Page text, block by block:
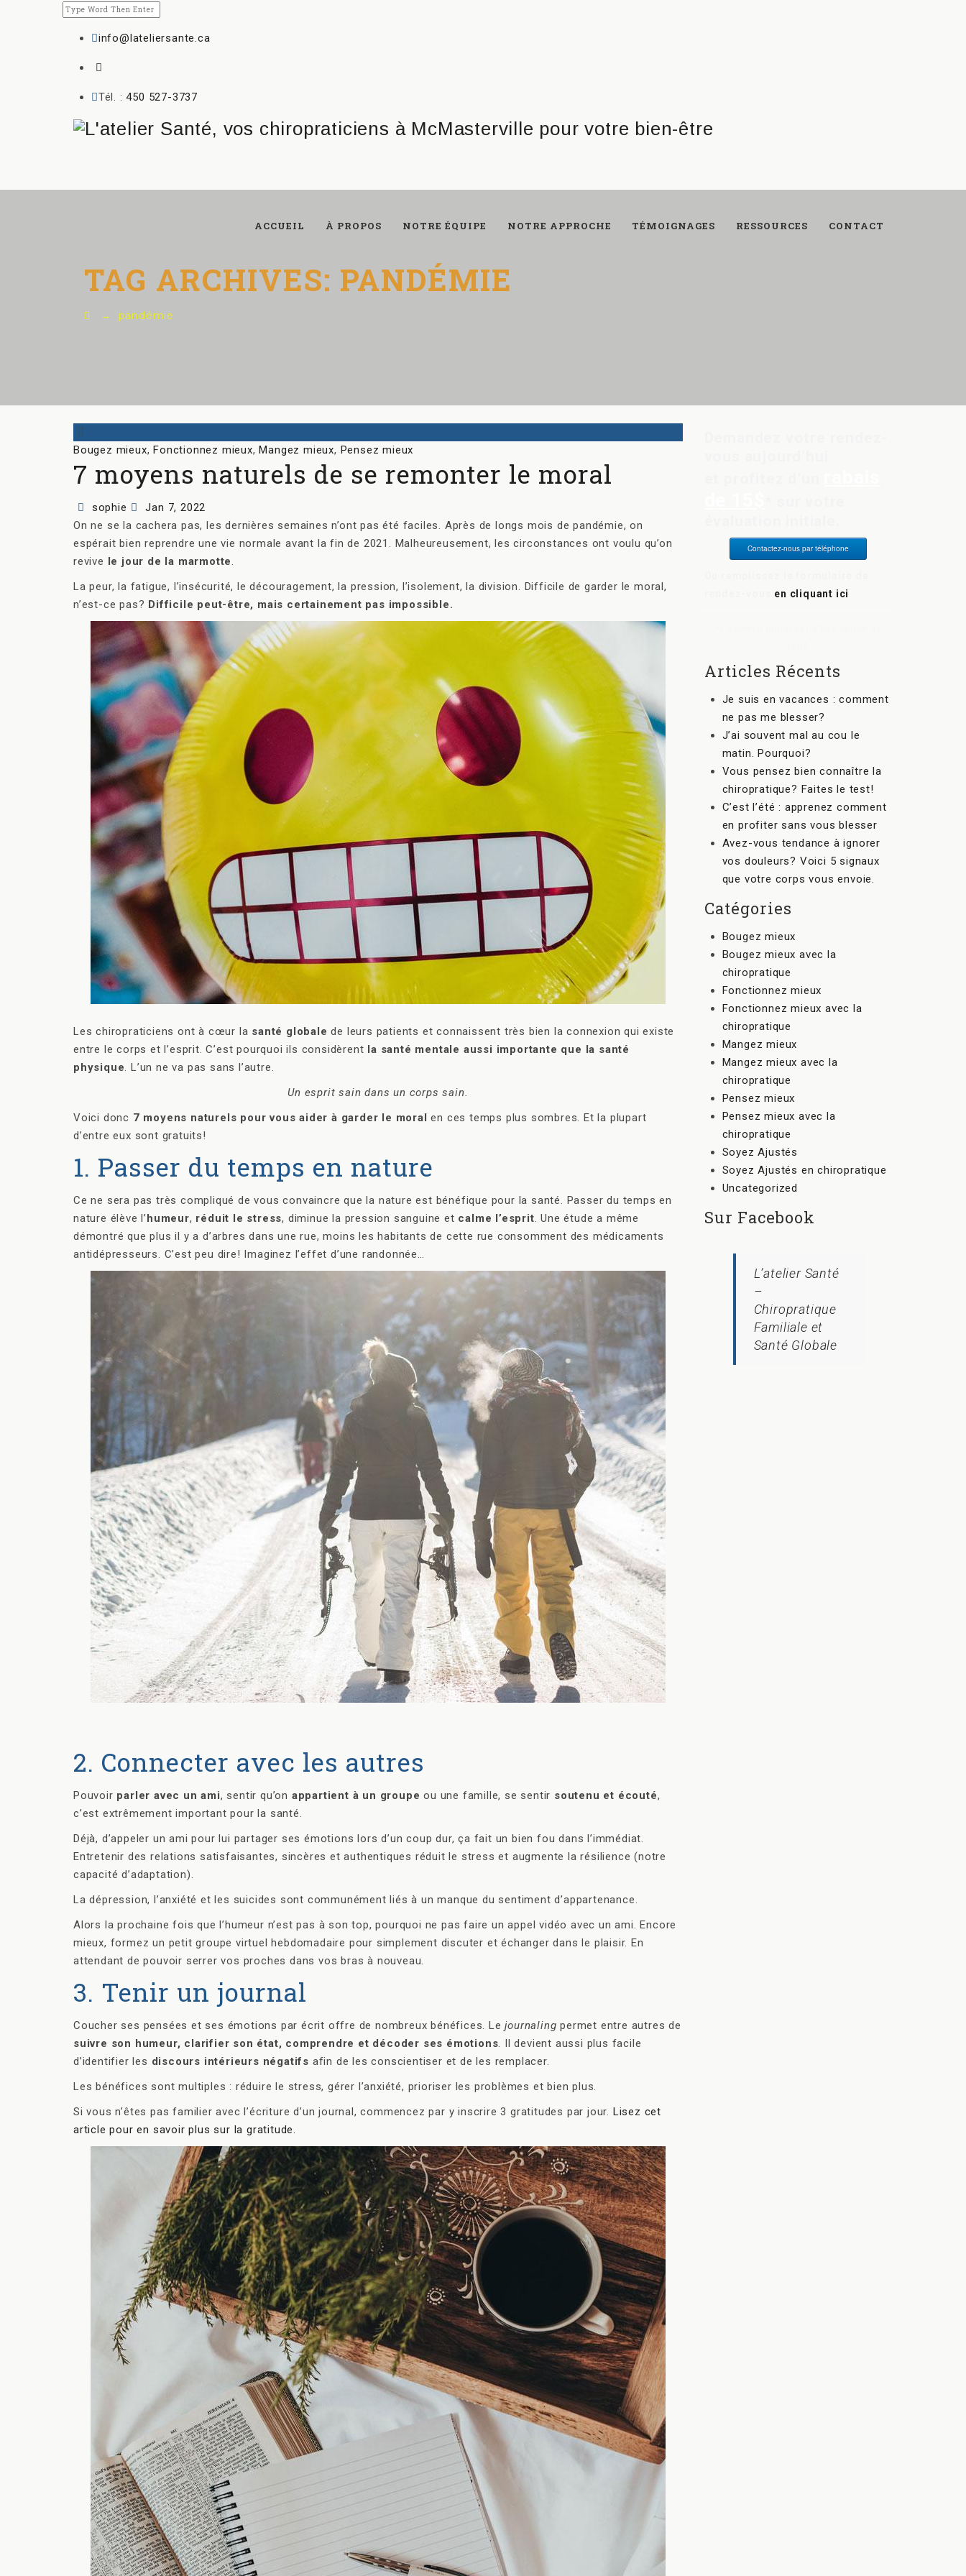
info@lateliersante.ca
Tél. :450 527-3737
ACCUEIL À PROPOS NOTRE ÉQUIPE NOTRE APPROCHE TÉMOIGNAGES RESSOURCES CONTACT
TAG ARCHIVES: PANDÉMIE
→ pandémie
Categories
Bougez mieux,Fonctionnez mieux,Mangez mieux, Pensez mieux
7 moyens naturels de se remonter le moral
Author
sophie
Posted
on
Jan 7, 2022
On ne se la cachera pas, les dernières semaines n’ont pas été faciles. Après de longs mois de pandémie, on
espérait bien reprendre une vie normale avant la fin de 2021. Malheureusement, les circonstances ont voulu qu’on
revive le jour de la marmotte.
La peur, la fatigue, l’insécurité, le découragement, la pression, l’isolement, la division. Difficile de garder le moral,
n’est-ce pas? Difficile peut-être, mais certainement pas impossible.
Les chiropraticiens ont à cœur la santé globale de leurs patients et connaissent très bien la connexion qui existe
entre le corps et l’esprit. C’est pourquoi ils considèrent la santé mentale aussi importante que la santé
physique. L’un ne va pas sans l’autre.
Un esprit sain dans un corps sain.
Voici donc 7 moyens naturels pour vous aider à garder le moral en ces temps plus sombres. Et la plupart
d’entre eux sont gratuits!
1. Passer du temps en nature
Ce ne sera pas très compliqué de vous convaincre que la nature est bénéfique pour la santé. Passer du temps en
nature élève l’humeur, réduit le stress, diminue la pression sanguine et calme l’esprit. Une étude a même
démontré que plus il y a d’arbres dans une rue, moins les habitants de cette rue consomment des médicaments
antidépresseurs. C’est peu dire! Imaginez l’effet d’une randonnée…
2. Connecter avec les autres
Pouvoir parler avec un ami, sentir qu’on appartient à un groupe ou une famille, se sentir soutenu et écouté,
c’est extrêmement important pour la santé.
Déjà, d’appeler un ami pour lui partager ses émotions lors d’un coup dur, ça fait un bien fou dans l’immédiat.
Entretenir des relations satisfaisantes, sincères et authentiques réduit le stress et augmente la résilience (notre
capacité d’adaptation).
La dépression, l’anxiété et les suicides sont communément liés à un manque du sentiment d’appartenance.
Alors la prochaine fois que l’humeur n’est pas à son top, pourquoi ne pas faire un appel vidéo avec un ami. Encore
mieux, formez un petit groupe virtuel hebdomadaire pour simplement discuter et échanger dans le plaisir. En
attendant de pouvoir serrer vos proches dans vos bras à nouveau.
3. Tenir un journal
Coucher ses pensées et ses émotions par écrit offre de nombreux bénéfices. Lejournaling permet entre autres de
suivre son humeur, clarifier son état, comprendre et décoder ses émotions . Il devient aussi plus facile
d’identifier les discours intérieurs négatifs afin de les conscientiser et de les remplacer.
Les bénéfices sont multiples : réduire le stress, gérer l’anxiété, prioriser les problèmes et bien plus.
Si vous n’êtes pas familier avec l’écriture d’un journal, commencez par y inscrire 3 gratitudes par jour. Lisez cet
article pour en savoir plus sur la gratitude.
Contactez-nous par téléphone
en cliquant ici
Articles Récents
Je suis en vacances : comment
ne pas me blesser?
J’ai souvent mal au cou le
matin. Pourquoi?
Vous pensez bien connaître la
chiropratique? Faites le test!
C’est l’été : apprenez comment
en profiter sans vous blesser
Avez-vous tendance à ignorer
vos douleurs? Voici 5 signaux
que votre corps vous envoie.
Catégories
Bougez mieux
Bougez mieux avec la
chiropratique
Fonctionnez mieux
Fonctionnez mieux avec la
chiropratique
Mangez mieux
Mangez mieux avec la
chiropratique
Pensez mieux
Pensez mieux avec la
chiropratique
Soyez Ajustés
Soyez Ajustés en chiropratique
Uncategorized
Sur Facebook
L’atelier Santé
–
Chiropratique
Familiale et
Santé Globale